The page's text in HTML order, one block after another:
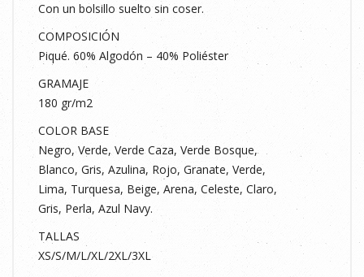
Con un bolsillo suelto sin coser.
COMPOSICIÓN
Piqué. 60% Algodón – 40% Poliéster
GRAMAJE
180 gr/m2
COLOR BASE
Negro, Verde, Verde Caza, Verde Bosque,
Blanco, Gris, Azulina, Rojo, Granate, Verde,
Lima, Turquesa, Beige, Arena, Celeste, Claro,
Gris, Perla, Azul Navy.
TALLAS
XS/S/M/L/XL/2XL/3XL